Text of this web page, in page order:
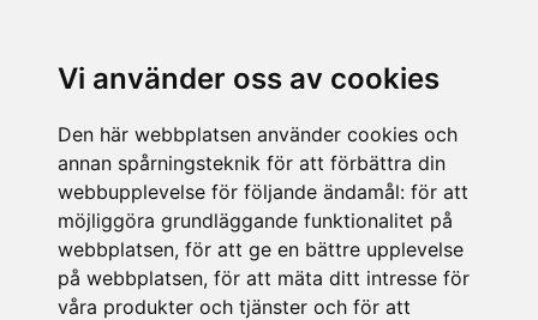
Vi använder oss av cookies
Den här webbplatsen använder cookies och
annan spårningsteknik för att förbättra din
webbupplevelse för följande ändamål: för att
möjliggöra grundläggande funktionalitet på
webbplatsen, för att ge en bättre upplevelse
på webbplatsen, för att mäta ditt intresse för
våra produkter och tjänster och för att